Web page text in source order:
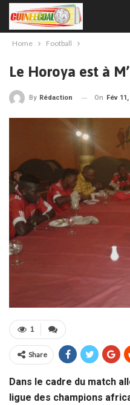
Home Football
Le Horoya est à
By Rédaction On Fév
1
Share
Dans le cadre du match
ligue des champions